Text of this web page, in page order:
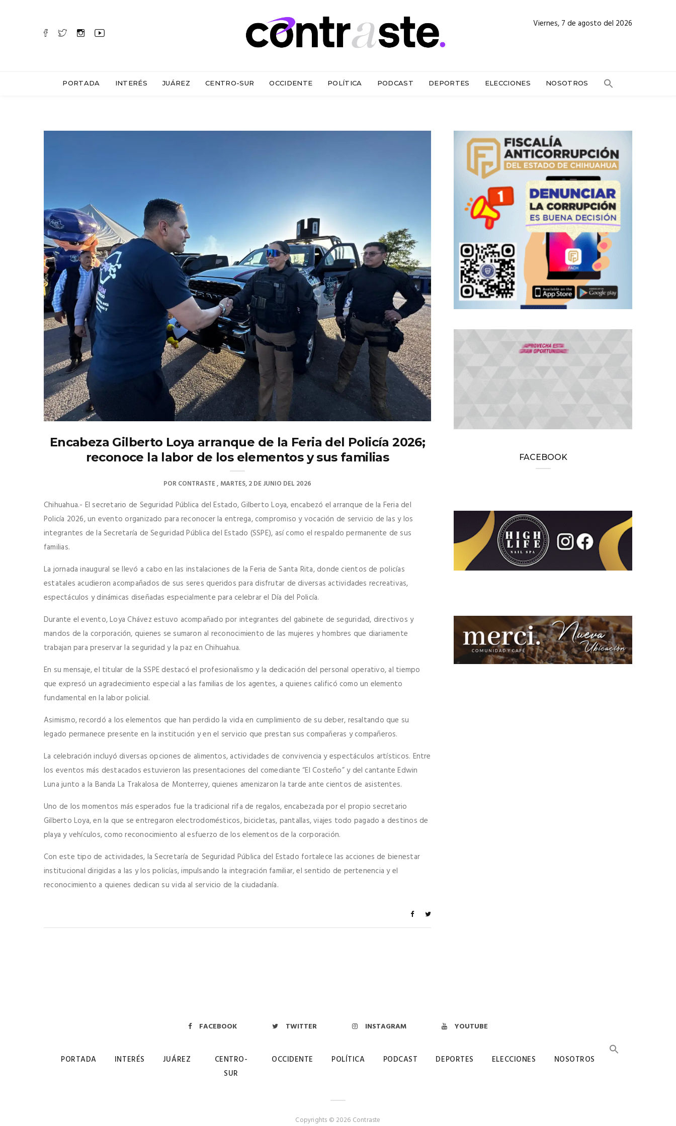
Viernes, 7 de agosto del 2026
PORTADA INTERÉS JUÁREZ CENTRO-SUR OCCIDENTE POLÍTICA PODCAST DEPORTES ELECCIONES NOSOTROS
Encabeza Gilberto Loya arranque de la Feria del Policía 2026;
reconoce la labor de los elementos y sus familias
PORCONTRASTE MARTES, 2 DE JUNIO DEL 2026
Chihuahua.- El secretario de Seguridad Pública del Estado, Gilberto Loya, encabezó el arranque de la Feria del
Policía 2026, un evento organizado para reconocer la entrega, compromiso y vocación de servicio de las y los
integrantes de la Secretaría de Seguridad Pública del Estado (SSPE), así como el respaldo permanente de sus
familias.
La jornada inaugural se llevó a cabo en las instalaciones de la Feria de Santa Rita, donde cientos de policías
estatales acudieron acompañados de sus seres queridos para disfrutar de diversas actividades recreativas,
espectáculos y dinámicas diseñadas especialmente para celebrar el Día del Policía.
Durante el evento, Loya Chávez estuvo acompañado por integrantes del gabinete de seguridad, directivos y
mandos de la corporación, quienes se sumaron al reconocimiento de las mujeres y hombres que diariamente
trabajan para preservar la seguridad y la paz en Chihuahua.
En su mensaje, el titular de la SSPE destacó el profesionalismo y la dedicación del personal operativo, al tiempo
que expresó un agradecimiento especial a las familias de los agentes, a quienes calificó como un elemento
fundamental en la labor policial.
Asimismo, recordó a los elementos que han perdido la vida en cumplimiento de su deber, resaltando que su
legado permanece presente en la institución y en el servicio que prestan sus compañeras y compañeros.
La celebración incluyó diversas opciones de alimentos, actividades de convivencia y espectáculos artísticos. Entre
los eventos más destacados estuvieron las presentaciones del comediante “El Costeño” y del cantante Edwin
Luna junto a la Banda La Trakalosa de Monterrey, quienes amenizaron la tarde ante cientos de asistentes.
Uno de los momentos más esperados fue la tradicional rifa de regalos, encabezada por el propio secretario
Gilberto Loya, en la que se entregaron electrodomésticos, bicicletas, pantallas, viajes todo pagado a destinos de
playa y vehículos, como reconocimiento al esfuerzo de los elementos de la corporación.
Con este tipo de actividades, la Secretaría de Seguridad Pública del Estado fortalece las acciones de bienestar
institucional dirigidas a las y los policías, impulsando la integración familiar, el sentido de pertenencia y el
reconocimiento a quienes dedican su vida al servicio de la ciudadanía.
FACEBOOK
FACEBOOK TWITTER INSTAGRAM YOUTUBE
PORTADA INTERÉS JUÁREZ
CENTRO-
SUR
OCCIDENTE POLÍTICA PODCAST DEPORTES ELECCIONES NOSOTROS
Copyrights © 2026 Contraste